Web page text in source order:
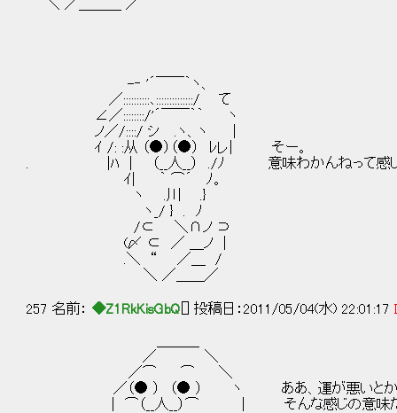
＼ ／＿＿＿ ／
-‐ '´￣￣｀ヽ、
／::::::::::､::::::::::::::/ て
∠／::::::::/'´￣￣｀｀ ヽ
ノ／/::::/ シ .ヽ、ヽ ｜
ｲ /: :从 （●）（●） ﾚレ| そー。
. |ﾊ | （__人__） ./ﾉ 意味わかんねって感じっ
ｲ| ｀ ⌒´ ﾉ。
ヽ .川 .}
ヽ_/ } . ﾉ
/⊂ ＼∩ノ ⊃
(〆 ⊂ ／ ＿ノ |
.＼ “ ／＿ /
＼ ／＿＿／
257 名前： ◆Z1RkKisGbQ [] 投稿日：2011/05/04(水) 22:01:17
／ ＼
／⌒ ⌒ ＼
／（● ） （● ） ヽ ああ、運が悪いとか
| ⌒（__人__）⌒ | そんな感じの意味